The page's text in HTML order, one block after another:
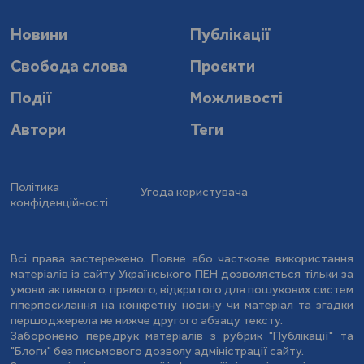
спадщини С. Єфремова (упорядкування, вступні
статті, коментарі), а також видання його
редагування), здійснила значну архівно-пошукову
роботу для першого зібрання творів В.
Міжнародних конгресах україністів, славістичних
та ін. наукових конференціях, статті у наукових
збірниках, енциклопедіях, збірниках на пошану
видатних учених тощо. Лекційні курси та
спецкурси, читані в різних вузах уже в добу
Новини
Публікації
Свобода слова
Проєкти
Події
Можливості
Автори
Теги
Політика
конфіденційності
Угода користувача
Всі права застережено. Повне або часткове використання
матеріалів із сайту Українського ПЕН дозволяється тільки за
умови активного, прямого, відкритого для пошукових систем
гіперпосилання на конкретну новину чи матеріал та згадки
першоджерела не нижче другого абзацу тексту.
Заборонено передрук матеріалів з рубрик "Публікації" та
"Блоги" без письмового дозволу адміністрації сайту.